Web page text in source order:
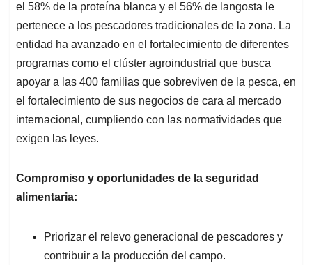
el 58% de la proteína blanca y el 56% de langosta le
pertenece a los pescadores tradicionales de la zona. La
entidad ha avanzado en el fortalecimiento de diferentes
programas como el clúster agroindustrial que busca
apoyar a las 400 familias que sobreviven de la pesca, en
el fortalecimiento de sus negocios de cara al mercado
internacional, cumpliendo con las normatividades que
exigen las leyes.
Compromiso y oportunidades de la seguridad
alimentaria:
Priorizar el relevo generacional de pescadores y
contribuir a la producción del campo.